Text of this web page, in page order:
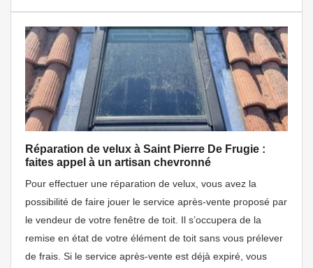
Réparation de velux à Saint Pierre De Frugie :
faites appel à un artisan chevronné
Pour effectuer une réparation de velux, vous avez la
possibilité de faire jouer le service après-vente proposé par
le vendeur de votre fenêtre de toit. Il s’occupera de la
remise en état de votre élément de toit sans vous prélever
de frais. Si le service après-vente est déjà expiré, vous